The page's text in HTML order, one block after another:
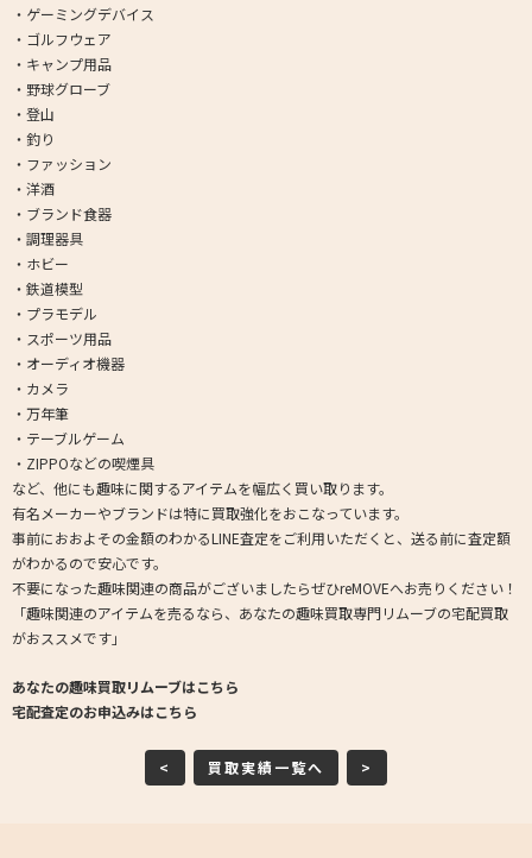
・ゲーミングデバイス
・ゴルフウェア
・キャンプ用品
・野球グローブ
・登山
・釣り
・ファッション
・洋酒
・ブランド食器
・調理器具
・ホビー
・鉄道模型
・プラモデル
・スポーツ用品
・オーディオ機器
・カメラ
・万年筆
・テーブルゲーム
・ZIPPOなどの喫煙具
など、他にも趣味に関するアイテムを幅広く買い取ります。
有名メーカーやブランドは特に買取強化をおこなっています。
事前におおよその金額のわかるLINE査定をご利用いただくと、送る前に査定額
がわかるので安心です。
不要になった趣味関連の商品がございましたらぜひreMOVEへお売りください！
「趣味関連のアイテムを売るなら、あなたの趣味買取専門リムーブの宅配買取
がおススメです」
あなたの趣味買取リムーブはこちら
宅配査定のお申込みはこちら
< 買取実績一覧へ >